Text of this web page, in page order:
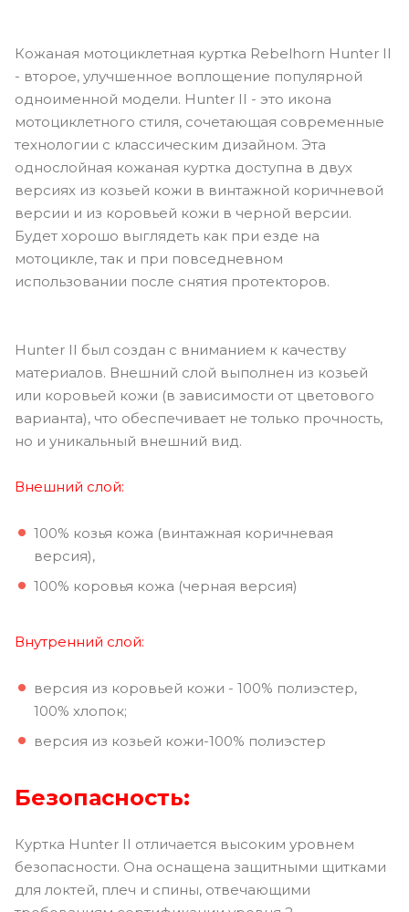
Кожаная мотоциклетная куртка Rebelhorn Hunter II
- второе, улучшенное воплощение популярной
одноименной модели. Hunter II - это икона
мотоциклетного стиля, сочетающая современные
технологии с классическим дизайном. Эта
однослойная кожаная куртка доступна в двух
версиях из козьей кожи в винтажной коричневой
версии и из коровьей кожи в черной версии.
Будет хорошо выглядеть как при езде на
мотоцикле, так и при повседневном
использовании после снятия протекторов.
Hunter II был создан с вниманием к качеству
материалов. Внешний слой выполнен из козьей
или коровьей кожи (в зависимости от цветового
варианта), что обеспечивает не только прочность,
но и уникальный внешний вид.
Внешний слой:
100% козья кожа (винтажная коричневая
версия),
100% коровья кожа (черная версия)
Внутренний слой:
версия из коровьей кожи - 100% полиэстер,
100% хлопок;
версия из козьей кожи-100% полиэстер
Безопасность:
Куртка Hunter II отличается высоким уровнем
безопасности. Она оснащена защитными щитками
для локтей, плеч и спины, отвечающими